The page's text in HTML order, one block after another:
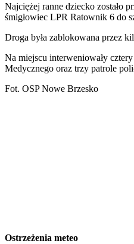
Najciężej ranne dziecko zostało
śmigłowiec LPR Ratownik 6 do
Droga była zablokowana przez
Na miejscu interweniowały
Medycznego oraz trzy patrole
Fot. OSP Nowe Brzesko
Ostrzeżenia meteo